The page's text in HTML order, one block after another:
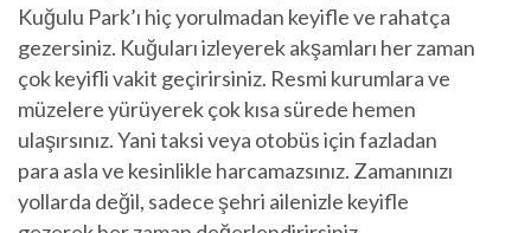
Kuğulu Park’ı hiç yorulmadan keyifle ve rahatça
gezersiniz. Kuğuları izleyerek akşamları her zaman
çok keyifli vakit geçirirsiniz. Resmi kurumlara ve
müzelere yürüyerek çok kısa sürede hemen
ulaşırsınız. Yani taksi veya otobüs için fazladan
para asla ve kesinlikle harcamazsınız. Zamanınızı
yollarda değil, sadece şehri ailenizle keyifle